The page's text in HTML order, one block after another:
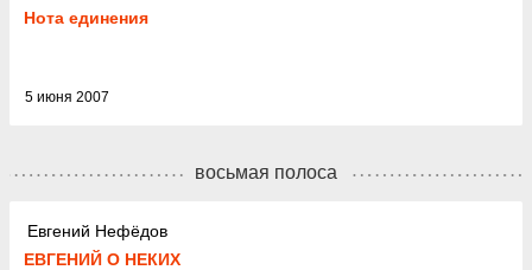
Нота единения
5 июня 2007
восьмая полоса
Евгений Нефёдов
ЕВГЕНИЙ О НЕКИХ